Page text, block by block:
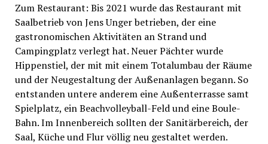
Zum Restaurant: Bis 2021 wurde das Restaurant mit
Saalbetrieb von Jens Unger betrieben, der eine
gastronomischen Aktivitäten an Strand und
Campingplatz verlegt hat. Neuer Pächter wurde
Hippenstiel, der mit mit einem Totalumbau der Räume
und der Neugestaltung der Außenanlagen begann. So
entstanden untere anderem eine Außenterrasse samt
Spielplatz, ein Beachvolleyball-Feld und eine Boule-
Bahn. Im Innenbereich sollten der Sanitärbereich, der
Saal, Küche und Flur völlig neu gestaltet werden.